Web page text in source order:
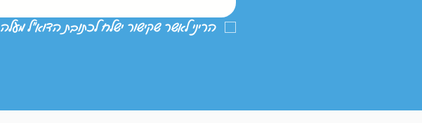
הריני לאשר שקישור ישלח לכתובת הדוא״ל מעלה